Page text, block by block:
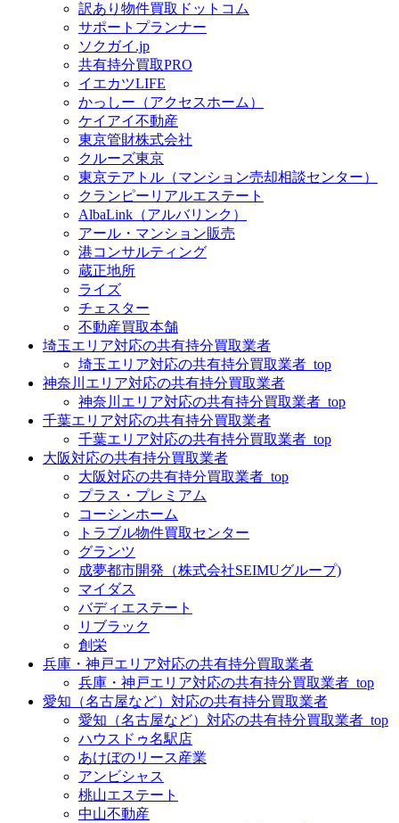
訳あり物件買取ドットコム
サポートプランナー
ソクガイ.jp
共有持分買取PRO
イエカツLIFE
かっしー（アクセスホーム）
ケイアイ不動産
東京管財株式会社
クルーズ東京
東京テアトル（マンション売却相談センター）
クランピーリアルエステート
AlbaLink（アルバリンク）
アール・マンション販売
港コンサルティング
蔵正地所
ライズ
チェスター
不動産買取本舗
埼玉エリア対応の共有持分買取業者
埼玉エリア対応の共有持分買取業者_top
神奈川エリア対応の共有持分買取業者
神奈川エリア対応の共有持分買取業者_top
千葉エリア対応の共有持分買取業者
千葉エリア対応の共有持分買取業者_top
大阪対応の共有持分買取業者
大阪対応の共有持分買取業者_top
プラス・プレミアム
コーシンホーム
トラブル物件買取センター
グランツ
成夢都市開発（株式会社SEIMUグループ)
マイダス
バディエステート
リブラック
創栄
兵庫・神戸エリア対応の共有持分買取業者
兵庫・神戸エリア対応の共有持分買取業者_top
愛知（名古屋など）対応の共有持分買取業者
愛知（名古屋など）対応の共有持分買取業者_top
ハウスドゥ名駅店
あけぼのリース産業
アンビシャス
桃山エステート
中山不動産